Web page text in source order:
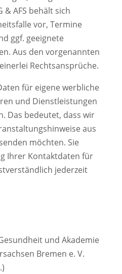
& AFS behält sich
vor, Termine
ggf. geeignete
Aus den vorgenannten
Rechtsansprüche.
für eigene werbliche
und Dienstleistungen
Das bedeutet, dass wir
aus
möchten. Sie
Ihrer Kontaktdaten für
jederzeit
und Akademie
Bremen e. V.